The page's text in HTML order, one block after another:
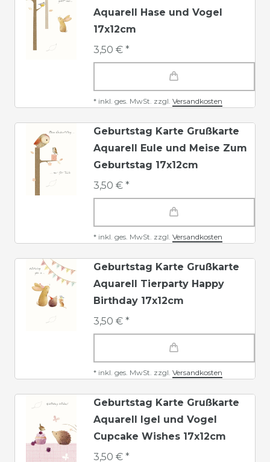
Aquarell Hase und Vogel
17x12cm
3,50 € *
* inkl. ges. MwSt. zzgl. Versandkosten
Geburtstag Karte Grußkarte
Aquarell Eule und Meise Zum
Geburtstag 17x12cm
3,50 € *
* inkl. ges. MwSt. zzgl. Versandkosten
Geburtstag Karte Grußkarte
Aquarell Tierparty Happy
Birthday 17x12cm
3,50 € *
* inkl. ges. MwSt. zzgl. Versandkosten
Geburtstag Karte Grußkarte
Aquarell Igel und Vogel
Cupcake Wishes 17x12cm
3,50 € *